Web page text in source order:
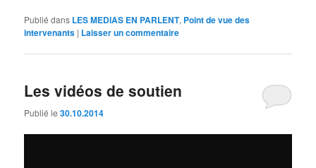
Publié dans LES MEDIAS EN PARLENT, Point de vue des
intervenants | Laisser un commentaire
Les vidéos de soutien
Publié le30.10.2014